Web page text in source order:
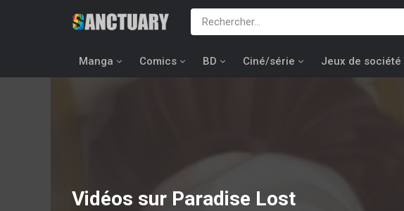
Manga Comics BD Ciné/série Jeux de société
Vidéos sur Paradise Lost